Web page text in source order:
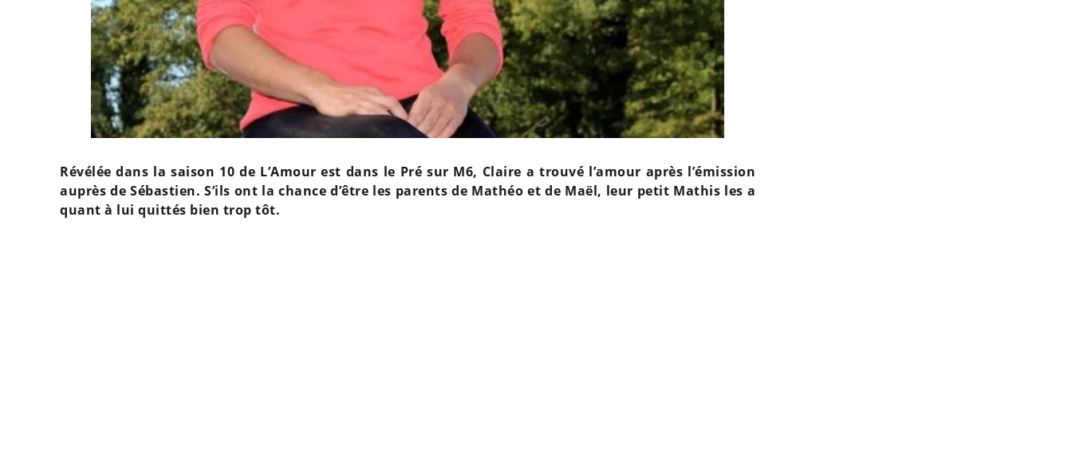
Révélée dans la saison 10 de L’Amour est dans le Pré sur M6, Claire a trouvé l’amour après l’émission
auprès de Sébastien. S’ils ont la chance d’être les parents de Mathéo et de Maël, leur petit Mathis les a
quant à lui quittés bien trop tôt.